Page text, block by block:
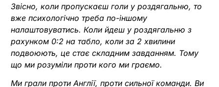
Звісно, коли пропускаєш голи у роздягальню, то
вже психологічно треба по-іншому
налаштовуватись. Коли йдеш у роздягальню з
рахунком 0:2 на табло, коли за 2 хвилини
подвоюють, це стає складним завданням. Тому
що ми розуміли проти кого ми граємо.
Ми грали проти Англії, проти сильної команди. Ви